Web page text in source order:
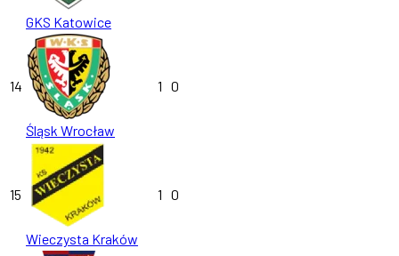
GKS Katowice
14
Śląsk Wrocław
1 0
15
Wieczysta Kraków
1 0